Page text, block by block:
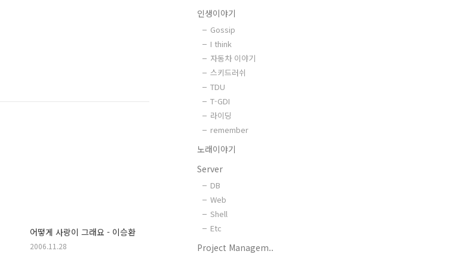
어떻게 사랑이 그래요 - 이승환
2006.11.28
인생이야기
Gossip
I think
자동차 이야기
스키드러쉬
TDU
T-GDI
라이딩
remember
노래이야기
Server
DB
Web
Shell
Etc
Project Managem..